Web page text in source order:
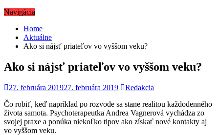
Navigácia
Home
Aktuálne
Ako si nájsť priateľov vo vyššom veku?
Ako si nájsť priateľov vo vyššom veku?
27. februára 201927. februára 2019
Redakcia
Čo robiť, keď napríklad po rozvode sa stane realitou každodenného
života samota. Psychoterapeutka Andrea Vagnerová vychádza zo
svojej praxe a ponúka niekoľko tipov ako získať nové kontakty aj
vo vyššom veku.